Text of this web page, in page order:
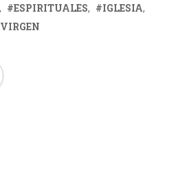
ESPIRITUALES
IGLESIA
VIRGEN